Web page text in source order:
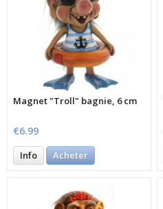
Magnet "Troll" bagnie, 6 cm
€6.99
Info Acheter